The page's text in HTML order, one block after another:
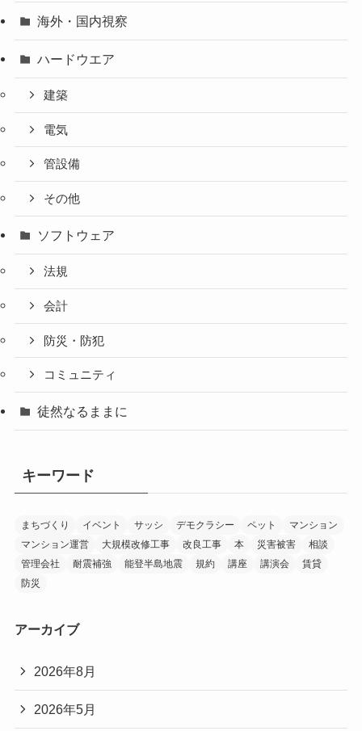
海外・国内視察
ハードウエア
建築
電気
管設備
その他
ソフトウェア
法規
会計
防災・防犯
コミュニティ
徒然なるままに
キーワード
まちづくり イベント サッシ デモクラシー ペット
マンション
マンション運営
大規模改修工事 改良工事 本 災害被害
相談
管理会社
耐震補強 能登半島地震 規約 講座 講演会
賃貸
防災
アーカイブ
2026年8月
2026年5月